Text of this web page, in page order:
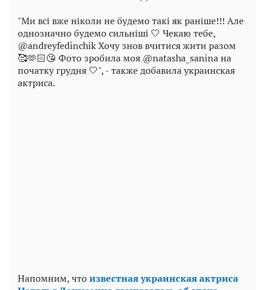
"Ми всі вже ніколи не будемо такі як раніше!!! Але
однозначно будемо сильніші 🤍 Чекаю тебе,
@andreyfedinchik Хочу знов вчитися жити разом
🥰🫶🏻😘 Фото зробила моя @natasha_sanina на
початку грудня 🤍", - также добавила украинская
актриса.
Напомним, чтоизвестная украинская актриса